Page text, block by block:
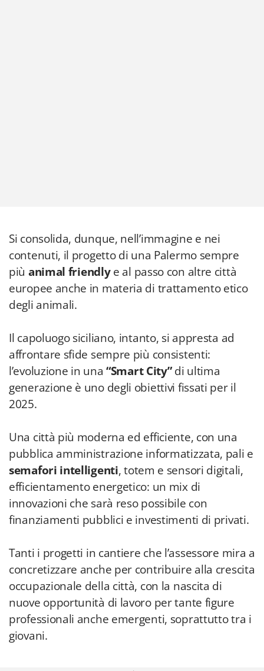
Si consolida, dunque, nell’immagine e nei
contenuti, il progetto di una Palermo sempre
più animal friendlye al passo con altre città
europee anche in materia di trattamento etico
degli animali.
Il capoluogo siciliano, intanto, si appresta ad
affrontare sfide sempre più consistenti:
l’evoluzione in una “Smart City”di ultima
generazione è uno degli obiettivi fissati per il
2025.
Una città più moderna ed efficiente, con una
pubblica amministrazione informatizzata, pali e
semafori intelligenti, totem e sensori digitali,
efficientamento energetico: un mix di
innovazioni che sarà reso possibile con
finanziamenti pubblici e investimenti di privati.
Tanti i progetti in cantiere che l’assessore mira a
concretizzare anche per contribuire alla crescita
occupazionale della città, con la nascita di
nuove opportunità di lavoro per tante figure
professionali anche emergenti, soprattutto tra i
giovani.